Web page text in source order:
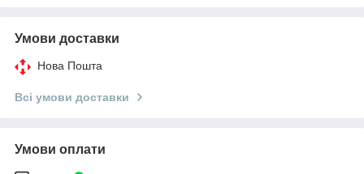
Умови доставки
Нова Пошта
Всі умови доставки
Умови оплати